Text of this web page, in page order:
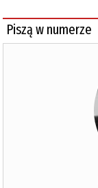
Piszą w numerze